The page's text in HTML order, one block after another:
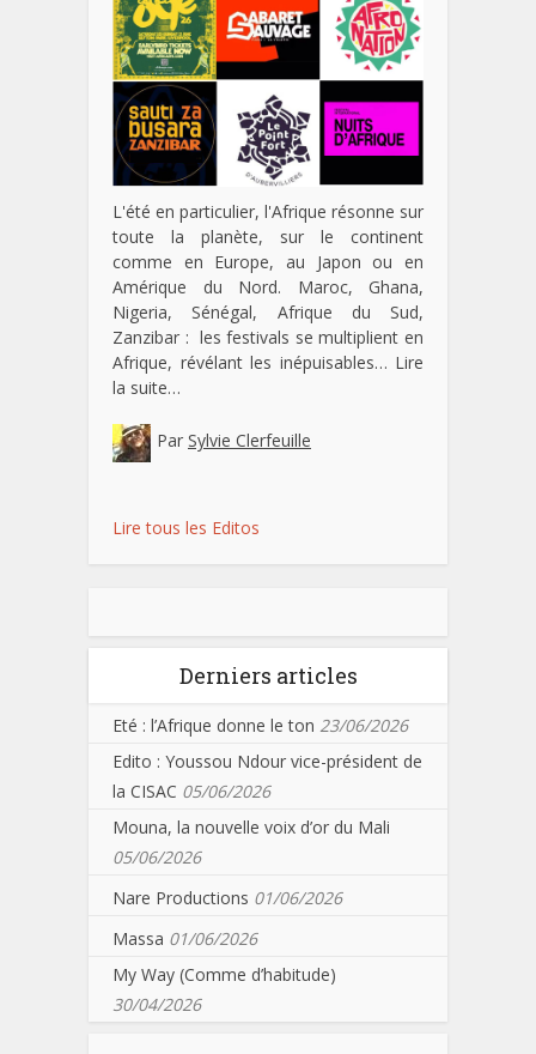
L'été en particulier, l'Afrique résonne sur
toute la planète, sur le continent
comme en Europe, au Japon ou en
Amérique du Nord. Maroc, Ghana,
Nigeria, Sénégal, Afrique du Sud,
Zanzibar : les festivals se multiplient en
Afrique, révélant les inépuisables… Lire
la suite…
Par Sylvie Clerfeuille
Lire tous les Editos
Derniers articles
Eté : l’Afrique donne le ton 23/06/2026
Edito : Youssou Ndour vice-président de
la CISAC 05/06/2026
Mouna, la nouvelle voix d’or du Mali
05/06/2026
Nare Productions 01/06/2026
Massa 01/06/2026
My Way (Comme d’habitude)
30/04/2026